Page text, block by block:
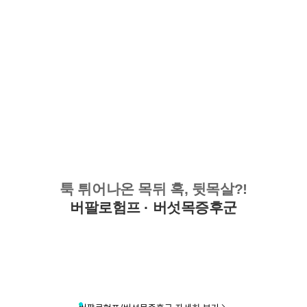
툭 튀어나온 목뒤 혹, 뒷목살?!
버팔로험프 · 버섯목증후군
연세바로척병원에서는 고객의 개인정보를 매우 소중하게 생각하며
정보주체의 권익을 보호하기 위하여 적법하고 적정하게 취급할 것입
니다. 전기통신기본법, 전기통신사업법, 개인정보 보호법 및 동법 시